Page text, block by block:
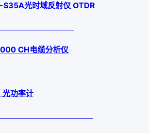
光时域反射仪 OTDR
CH电缆分析仪
功率计